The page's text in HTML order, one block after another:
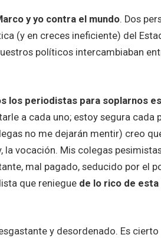
y yo contra el mundo. Dos
(y en creces ineficiente) del
políticos intercambiaban
los periodistas para soplarnos
a cada uno; estoy segura cada
no me dejarán mentir) creo
la vocación. Mis colegas
mal pagado, seducido por el
que reniegue de lo rico de
y desordenado. Es